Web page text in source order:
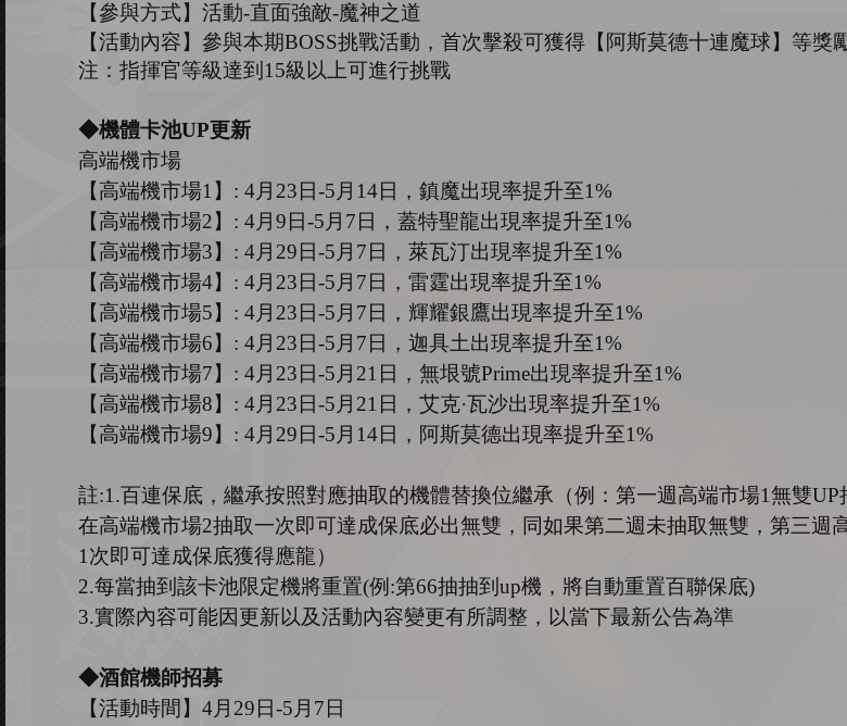
【參與方式】 活動-直面強敵-魔神之道
【活動內容】參與本期BOSS挑戰活動，首次擊殺可獲得【 阿斯莫德十連魔球】等獎
注：指揮官等級達到 15級以上可進行挑戰
◆機體卡池UP更新
高端機市場
【高端機市場1】 : 4月 23 日-5月 14日，鎮魔出現率提升至1%
【高端機市場2】 : 4月 9 日-5月 7 日， 蓋特聖龍出現率提升至1%
【高端機市場3】 : 4月 29 日-5月 7 日 ， 萊瓦汀出現率提升至1%
【高端機市場4】 : 4月 23 日-5月 7 日， 雷霆出現率提升至1%
【高端機市場5】 : 4月 23 日-5月 7 日，輝耀銀鷹出現率提升至1%
【高端機市場6】 : 4月 23 日-5月 7 日，迦具土出現率提升至1%
【高端機市場7】 : 4月 23 日-5月 21 日，無垠號Prime出現率提升至1%
【高端機市場8】 : 4月 23 日-5月 21 日，艾克·瓦沙出現率提升至1%
【高端機市場9】 : 4月 29 日-5月 14日，阿斯莫德出現率提升至1%
註:1.百連保底，繼承按照對應抽取的機體替換位繼承（例：第一週高端市場1無雙UP
在高端機市場2抽取一次即可達成保底必出無雙，同如果第二週未抽取無雙，第三週
1次即可達成保底獲得應龍）
2.每當抽到該卡池限定機將重置(例 :第66抽抽到 up機，將自動重置百聯保底)
3.實際內容可能因更新以及活動內容變更有所調整，以當下最新公告為準
◆酒館機師招募
【活動時間】 4月 29 日-5月 7 日